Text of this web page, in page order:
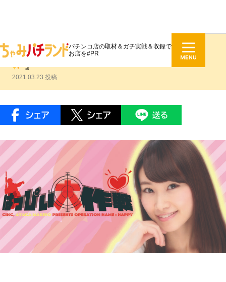
パチンコ店の取材＆ガチ実戦＆収録で
お店を#PR
牧野綾花 #043『シブアカフェスタ
』
2021.03.23 投稿